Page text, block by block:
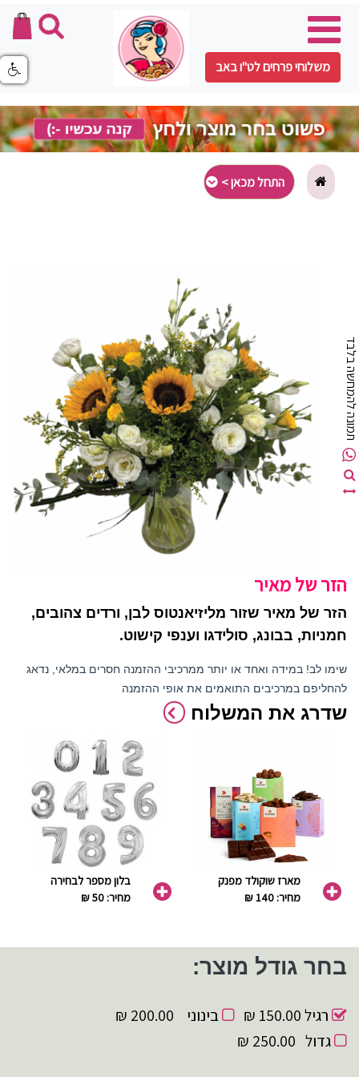
משלוחי פרחים לט"ו באב
התחל מכאן >
תמונה להמחשה בלבד
בחר גודל מוצר:
רגיל150.00 ₪ בינוני
200.00 ₪
גדול 250.00 ₪
הזר של מאיר
הזר של מאיר שזור מליזיאנטוס לבן, ורדים צהובים,
חמניות, בבונג, סולידגו וענפי קישוט.
שימו לב! במידה ואחד או יותר ממרכיבי ההזמנה חסרים במלאי, נדאג
להחליפם במרכיבים התואמים את אופי ההזמנה
שדרג את המשלוח
מארז שוקולד מפנק
מחיר: 140 ₪
בלון מספר לבחירה
מחיר: 50 ₪